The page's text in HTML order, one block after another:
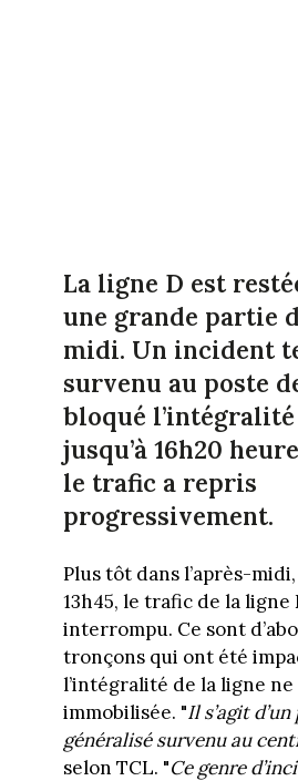
La ligne D est
une grande partie
midi. Un incident
survenu au poste
bloqué
jusqu’à 16h20
le trafic a repris
progressivement.
Plus tôt dans l’après-
13h45, le trafic de la ligne
interrompu. Ce sont
tronçons qui ont été
l’intégralité de la ligne
immobilisée. "Il s’agit
généralisé survenu au
selon TCL. "Ce genre